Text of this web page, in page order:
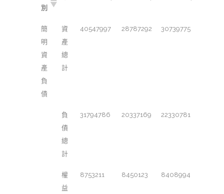
別
簡
明
資
產
負
債
資
產
總
計
40547997 28787292 30739775
負
債
總
計
31794786 20337169 22330781
權
益
8753211 8450123 8408994